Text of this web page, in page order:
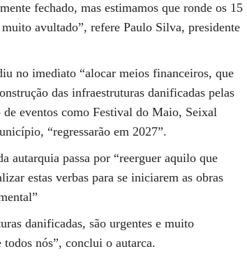
fechado, mas estimamos que ronde os 15
avultado”, refere Paulo Silva, presidente
no imediato “alocar meios financeiros, que
das infraestruturas danificadas pelas
eventos como Festival do Maio, Seixal
“regressarão em 2027”.
autarquia passa por “reerguer aquilo que
estas verbas para se iniciarem as obras
danificadas, são urgentes e muito
nós”, conclui o autarca.